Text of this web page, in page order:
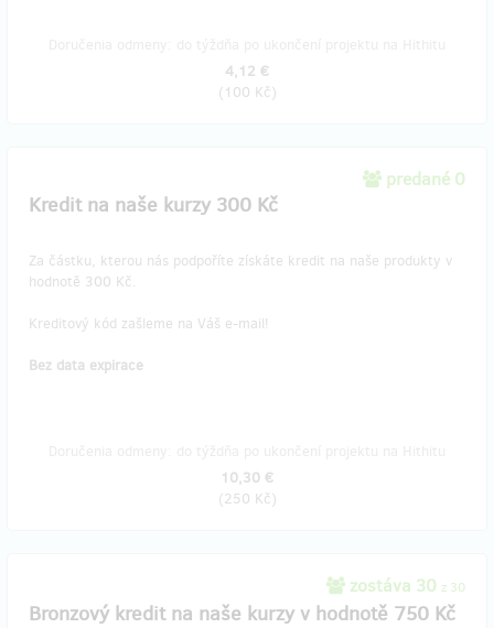
4,12 €
(100 Kč)
predané 0
Kredit na naše kurzy 300 Kč
Za částku, kterou nás podpoříte získáte kredit na naše produkty v
hodnotě 300 Kč.
Kreditový kód zašleme na Váš e-mail!
Bez data expirace
10,30 €
(250 Kč)
zostáva 30 z 30
Bronzový kredit na naše kurzy v hodnotě 750 Kč